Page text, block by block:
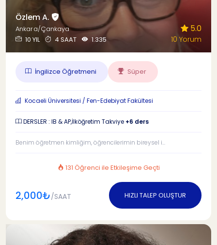
Özlem A.
Ankara/Çankaya
10 YIL
4 SAAT 1.335
5.0
10 Yorum
İngilizce Öğretmeni Süper
Kocaeli Üniversitesi / Fen-Edebiyat Fakültesi
DERSLER : IB & AP,İlköğretim Takviye +6 ders
Benim öğretmen kimliğim, öğrencilerimin bireysel i...
131 Öğrenci ile Etkileşime Geçti
2,000₺/SAAT HIZLI TALEP OLUŞTUR